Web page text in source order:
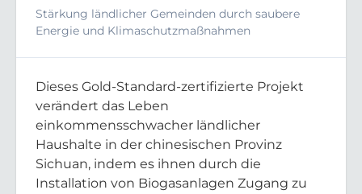
Stärkung ländlicher Gemeinden durch saubere
Energie und Klimaschutzmaßnahmen
Dieses Gold-Standard-zertifizierte Projekt
verändert das Leben
einkommensschwacher ländlicher
Haushalte in der chinesischen Provinz
Sichuan, indem es ihnen durch die
Installation von Biogasanlagen Zugang zu